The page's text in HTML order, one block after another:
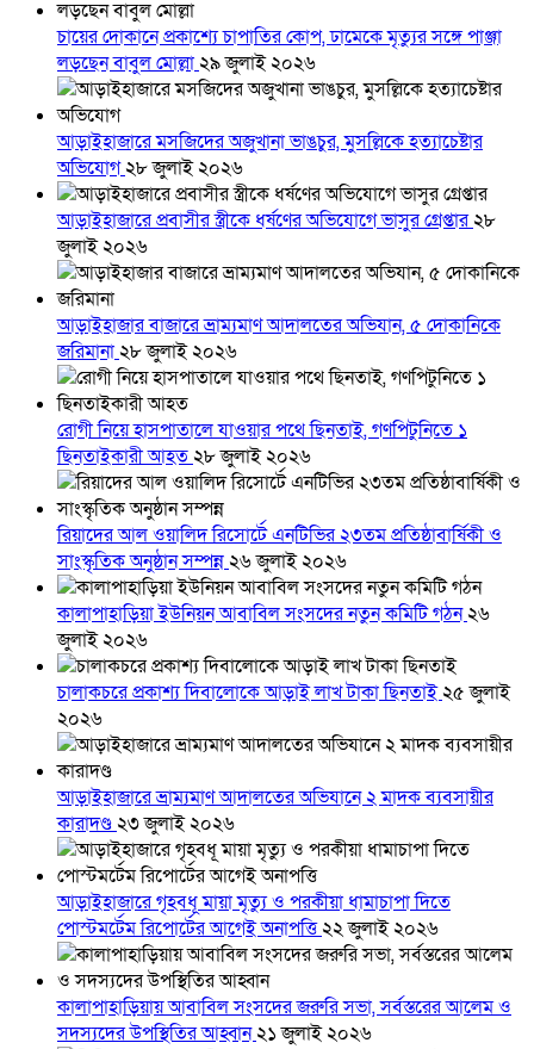
চায়ের দোকানে প্রকাশ্যে চাপাতির কোপ, ঢামেকে মৃত্যুর সঙ্গে পাঞ্জা
লড়ছেন বাবুল মোল্লা২৯ জুলাই ২০২৬
আড়াইহাজারে মস‌জি‌দের অজুখানা ভাঙচুর, মুসল্লিকে হত্যাচেষ্টার
অভিযোগ২৮ জুলাই ২০২৬
আড়াইহাজারে প্রবাসীর স্ত্রীকে ধর্ষণের অভিযোগে ভাসুর গ্রেপ্তার২৮
জুলাই ২০২৬
আড়াইহাজার বাজারে ভ্রাম্যমাণ আদালতের অভিযান, ৫ দোকানিকে
জরিমানা২৮ জুলাই ২০২৬
রোগী নিয়ে হাসপাতালে যাওয়ার পথে ছিনতাই, গণপিটুনিতে ১
ছিনতাইকারী আহত২৮ জুলাই ২০২৬
রিয়াদের আল ওয়ালিদ রিসোর্টে এনটিভির ২৩তম প্রতিষ্ঠাবার্ষিকী ও
সাংস্কৃতিক অনুষ্ঠান সম্পন্ন২৬ জুলাই ২০২৬
কালাপাহাড়িয়া ইউনিয়ন আবাবিল সংসদের নতুন কমিটি গঠন২৬
জুলাই ২০২৬
চালাকচরে প্রকাশ্য দিবালোকে আড়াই লাখ টাকা ছিনতাই২৫ জুলাই
২০২৬
আড়াইহাজারে ভ্রাম্যমাণ আদালতের অভিযানে ২ মাদক ব্যবসায়ীর
কারাদণ্ড২৩ জুলাই ২০২৬
আড়াইহাজারে গৃহবধূ মায়া মৃত্যু ও পরকীয়া ধামাচাপা দিতে
পোস্টমর্টেম রিপোর্টের আগেই অনাপত্তি২২ জুলাই ২০২৬
কালাপাহাড়িয়ায় আবাবিল সংসদের জরুরি সভা, সর্বস্তরের আলেম ও
সদস্যদের উপস্থিতির আহ্বান২১ জুলাই ২০২৬